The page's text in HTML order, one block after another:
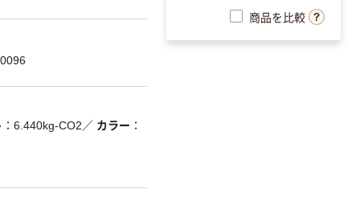
6.440kg-CO2 ／ カラー
商品を比較